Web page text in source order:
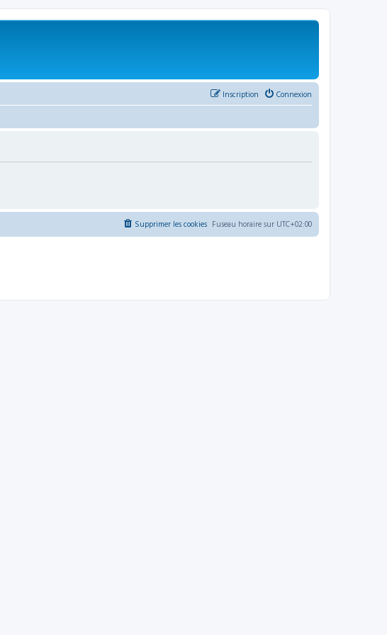
Connexion
Inscription
Fuseau horaire sur UTC+02:00
Supprimer les cookies